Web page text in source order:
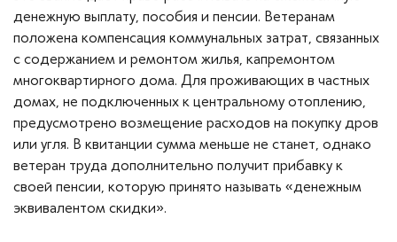
денежную выплату, пособия и пенсии. Ветеранам
положена компенсация коммунальных затрат, связанных
с содержанием и ремонтом жилья, капремонтом
многоквартирного дома. Для проживающих в частных
домах, не подключенных к центральному отоплению,
предусмотрено возмещение расходов на покупку дров
или угля. В квитанции сумма меньше не станет, однако
ветеран труда дополнительно получит прибавку к
своей пенсии, которую принято называть «денежным
эквивалентом скидки».